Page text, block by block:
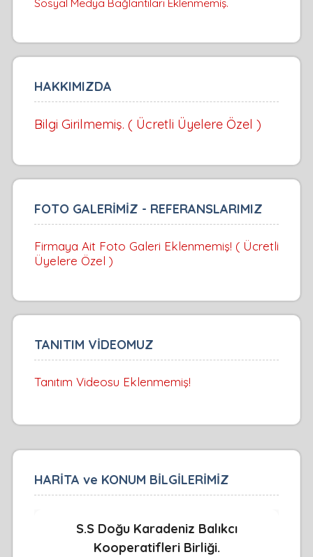
Sosyal Medya Bağlantıları Eklenmemiş.
HAKKIMIZDA
Bilgi Girilmemiş. ( Ücretli Üyelere Özel )
FOTO GALERİMİZ - REFERANSLARIMIZ
Firmaya Ait Foto Galeri Eklenmemiş! ( Ücretli
Üyelere Özel )
TANITIM VİDEOMUZ
Tanıtım Videosu Eklenmemiş!
HARİTA ve KONUM BİLGİLERİMİZ
S.S Doğu Karadeniz Balıkcı
Kooperatifleri Birliği.